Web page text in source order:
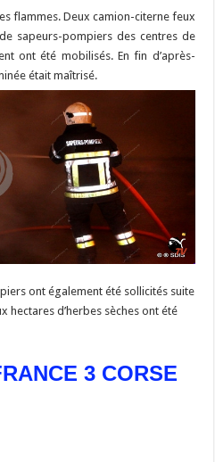
flammes. Deux camion-citerne feux
sapeurs-pompiers des centres de
ont été mobilisés. En fin d’après-
était maîtrisé.
ont également été sollicités suite
hectares d’herbes sèches ont été
3 CORSE